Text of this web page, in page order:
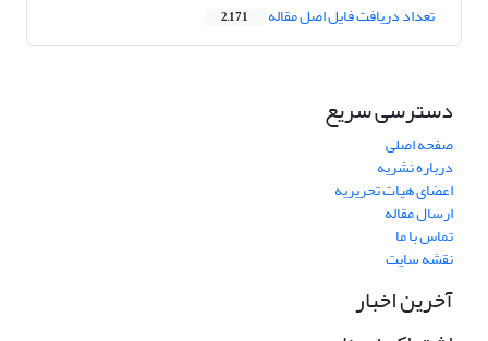
تعداد دریافت فایل اصل مقاله 2,171
دسترسی سریع
صفحه اصلی
درباره نشریه
اعضای هیات تحریریه
ارسال مقاله
تماس با ما
نقشه سایت
آخرین اخبار